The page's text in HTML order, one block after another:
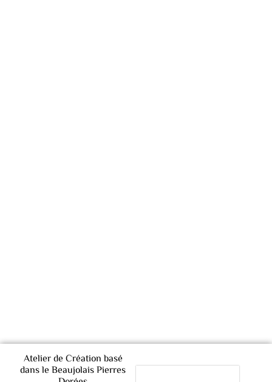
Atelier de Création basé
dans le Beaujolais Pierres